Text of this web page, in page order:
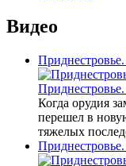
Видео
Приднестровье.
Приднестровье.
Когда орудия
перешел в
тяжелых
Приднестровье.